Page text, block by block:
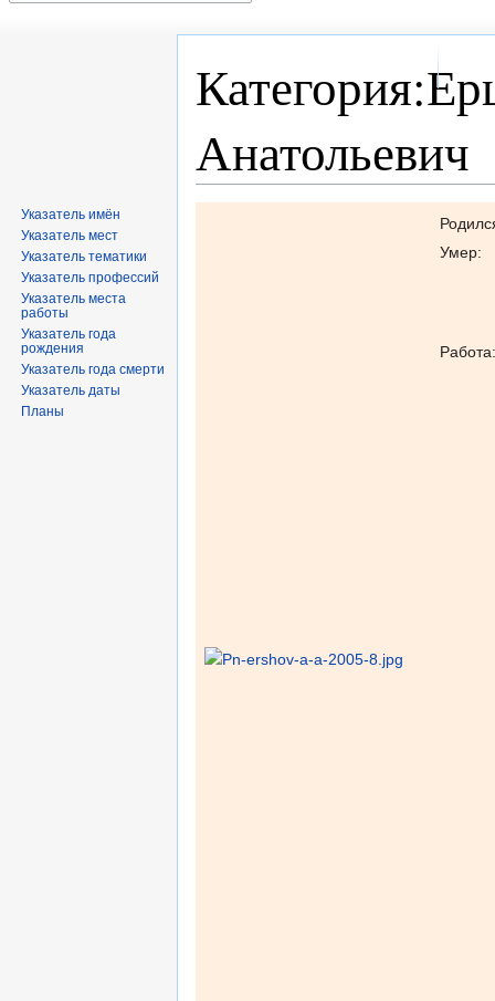
Анатольевич
Умер:
Работа:
Указатель имён
Указатель мест
Указатель тематики
Указатель профессий
Указатель места
работы
Указатель года
рождения
Указатель года смерти
Указатель даты
Планы